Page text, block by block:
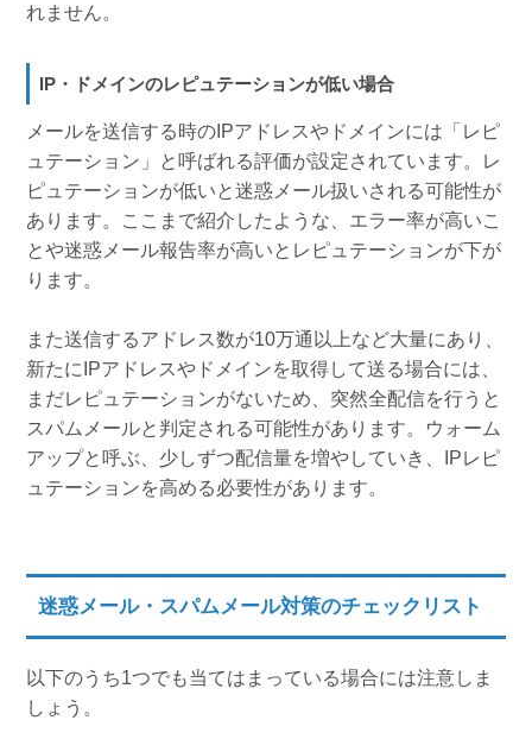
れません。
IP・ドメインのレピュテーションが低い場合
メールを送信する時のIPアドレスやドメインには「レピ
ュテーション」と呼ばれる評価が設定されています。レ
ピュテーションが低いと迷惑メール扱いされる可能性が
あります。ここまで紹介したような、エラー率が高いこ
とや迷惑メール報告率が高いとレピュテーションが下が
ります。
また送信するアドレス数が10万通以上など大量にあり、
新たにIPアドレスやドメインを取得して送る場合には、
まだレピュテーションがないため、突然全配信を行うと
スパムメールと判定される可能性があります。ウォーム
アップと呼ぶ、少しずつ配信量を増やしていき、IPレピ
ュテーションを高める必要性があります。
迷惑メール・スパムメール対策のチェックリスト
以下のうち1つでも当てはまっている場合には注意しま
しょう。